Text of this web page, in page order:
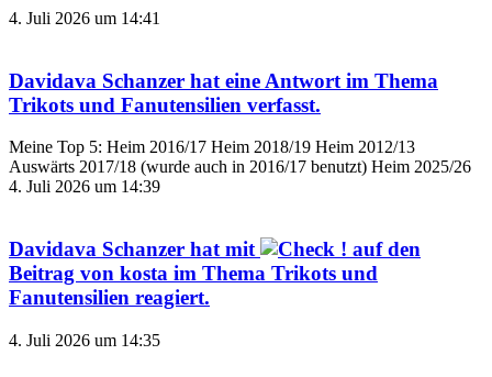
4. Juli 2026 um 14:41
Davidava Schanzer hat eine Antwort im Thema
Trikots und Fanutensilien verfasst.
Meine Top 5: Heim 2016/17 Heim 2018/19 Heim 2012/13
Auswärts 2017/18 (wurde auch in 2016/17 benutzt) Heim 2025/26
4. Juli 2026 um 14:39
Davidava Schanzer hat mit
auf den
Beitrag von kosta im Thema Trikots und
Fanutensilien reagiert.
4. Juli 2026 um 14:35